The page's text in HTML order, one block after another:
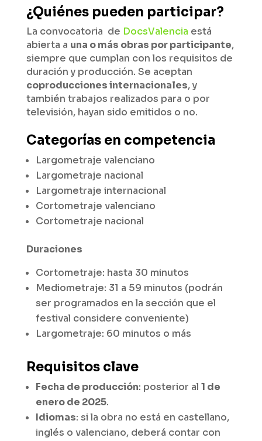
¿Quiénes pueden participar?
La convocatoria de DocsValencia está
abierta a una o más obras por participante,
siempre que cumplan con los requisitos de
duración y producción. Se aceptan
coproducciones internacionales, y
también trabajos realizados para o por
televisión, hayan sido emitidos o no.
Categorías en competencia
Largometraje valenciano
Largometraje nacional
Largometraje internacional
Cortometraje valenciano
Cortometraje nacional
Duraciones
Cortometraje: hasta 30 minutos
Mediometraje: 31 a 59 minutos (podrán
ser programados en la sección que el
festival considere conveniente)
Largometraje: 60 minutos o más
Requisitos clave
Fecha de producción: posterior al 1 de
enero de 2025.
Idiomas: si la obra no está en castellano,
inglés o valenciano, deberá contar con